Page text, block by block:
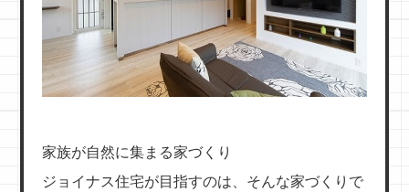
家族が自然に集まる家づくり
ジョイナス住宅が目指すのは、そんな家づくりで